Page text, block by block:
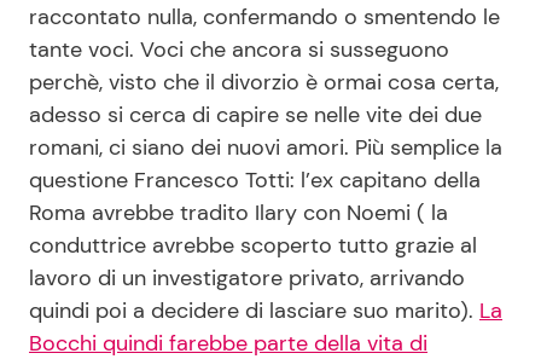
Viaggi e Turismo
Festività
Ricette Feste
Ricette per Bambini
Seguici
Info
raccontato nulla, confermando o smentendo le
tante voci. Voci che ancora si susseguono
perchè, visto che il divorzio è ormai cosa certa,
adesso si cerca di capire se nelle vite dei due
romani, ci siano dei nuovi amori. Più semplice la
questione Francesco Totti: l’ex capitano della
Roma avrebbe tradito Ilary con Noemi ( la
conduttrice avrebbe scoperto tutto grazie al
lavoro di un investigatore privato, arrivando
quindi poi a decidere di lasciare suo marito). La
Bocchi quindi farebbe parte della vita di